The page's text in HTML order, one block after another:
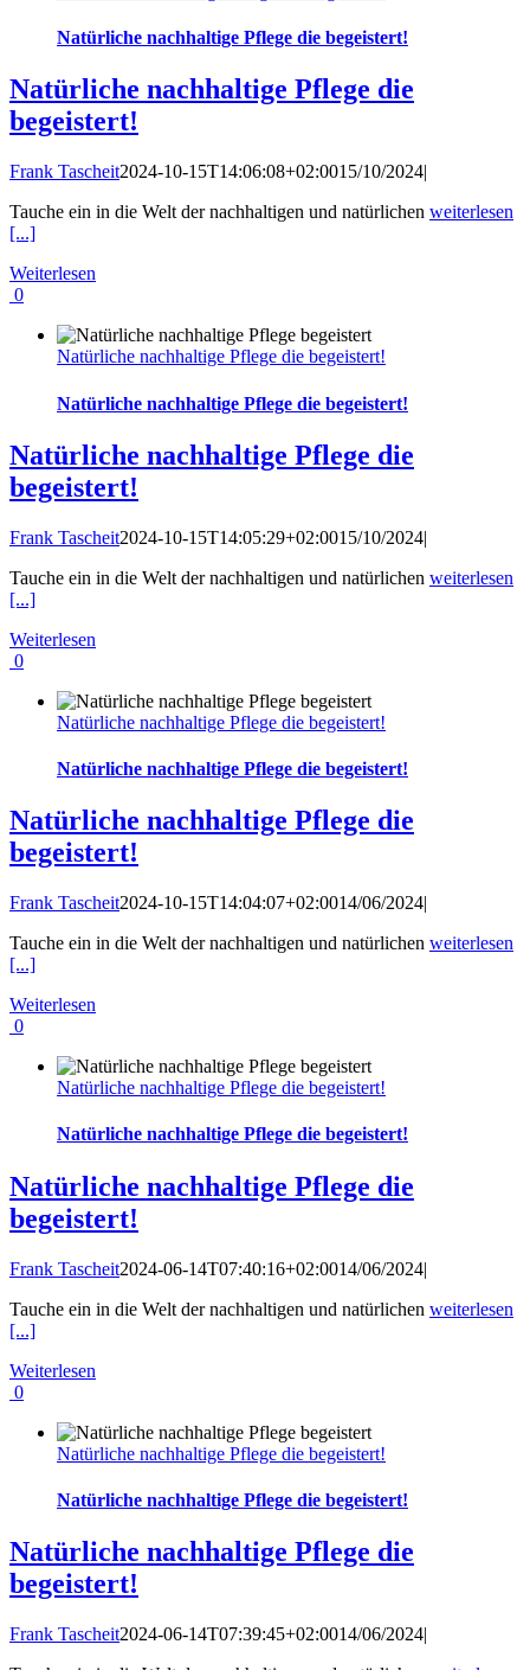
Natürliche nachhaltige Pflege die begeistert!
Natürliche nachhaltige Pflege die
begeistert!
Frank Tascheit2024-10-15T14:06:08+02:0015/10/2024|
Tauche ein in die Welt der nachhaltigen und natürlichen weiterlesen
[...]
Weiterlesen
0
Natürliche nachhaltige Pflege die begeistert!
Natürliche nachhaltige Pflege die begeistert!
Natürliche nachhaltige Pflege die
begeistert!
Frank Tascheit2024-10-15T14:05:29+02:0015/10/2024|
Tauche ein in die Welt der nachhaltigen und natürlichen weiterlesen
[...]
Weiterlesen
0
Natürliche nachhaltige Pflege die begeistert!
Natürliche nachhaltige Pflege die begeistert!
Natürliche nachhaltige Pflege die
begeistert!
Frank Tascheit2024-10-15T14:04:07+02:0014/06/2024|
Tauche ein in die Welt der nachhaltigen und natürlichen weiterlesen
[...]
Weiterlesen
0
Natürliche nachhaltige Pflege die begeistert!
Natürliche nachhaltige Pflege die begeistert!
Natürliche nachhaltige Pflege die
begeistert!
Frank Tascheit2024-06-14T07:40:16+02:0014/06/2024|
Tauche ein in die Welt der nachhaltigen und natürlichen weiterlesen
[...]
Weiterlesen
0
Natürliche nachhaltige Pflege die begeistert!
Natürliche nachhaltige Pflege die begeistert!
Natürliche nachhaltige Pflege die
begeistert!
Frank Tascheit2024-06-14T07:39:45+02:0014/06/2024|